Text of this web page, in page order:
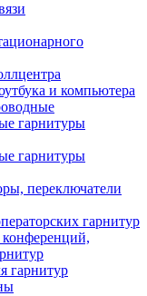
и компьютера
гарнитуры
гарнитуры
переключатели
гарнитур
гарнитур